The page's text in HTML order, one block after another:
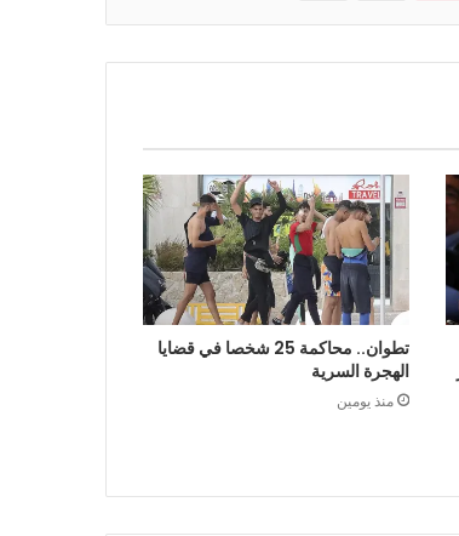
تطوان.. محاكمة 25 شخصا في قضايا
الهجرة السرية
منذ يومين